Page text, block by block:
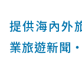
提供海內外
業旅遊新聞